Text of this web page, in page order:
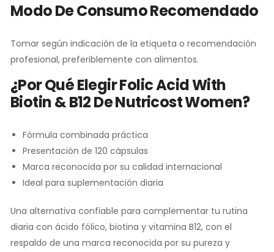
Modo De Consumo Recomendado
Tomar según indicación de la etiqueta o recomendación
profesional, preferiblemente con alimentos.
¿Por Qué Elegir Folic Acid With
Biotin & B12 De Nutricost Women?
Fórmula combinada práctica
Presentación de 120 cápsulas
Marca reconocida por su calidad internacional
Ideal para suplementación diaria
Una alternativa confiable para complementar tu rutina
diaria con ácido fólico, biotina y vitamina B12, con el
respaldo de una marca reconocida por su pureza y